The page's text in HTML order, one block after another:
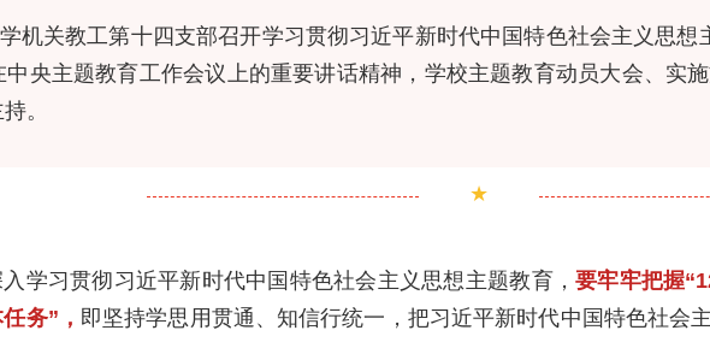
机关教工第十四支部召开学习贯彻习近平新时代中国特色社会主义思
央主题教育工作会议上的重要讲话精神，学校主题教育动员大会、实
。
★
学习贯彻习近平新时代中国特色社会主义思想主题教育，要牢牢把握
务”， 即坚持学思用贯通、知信行统一，把习近平新时代中国特色社会